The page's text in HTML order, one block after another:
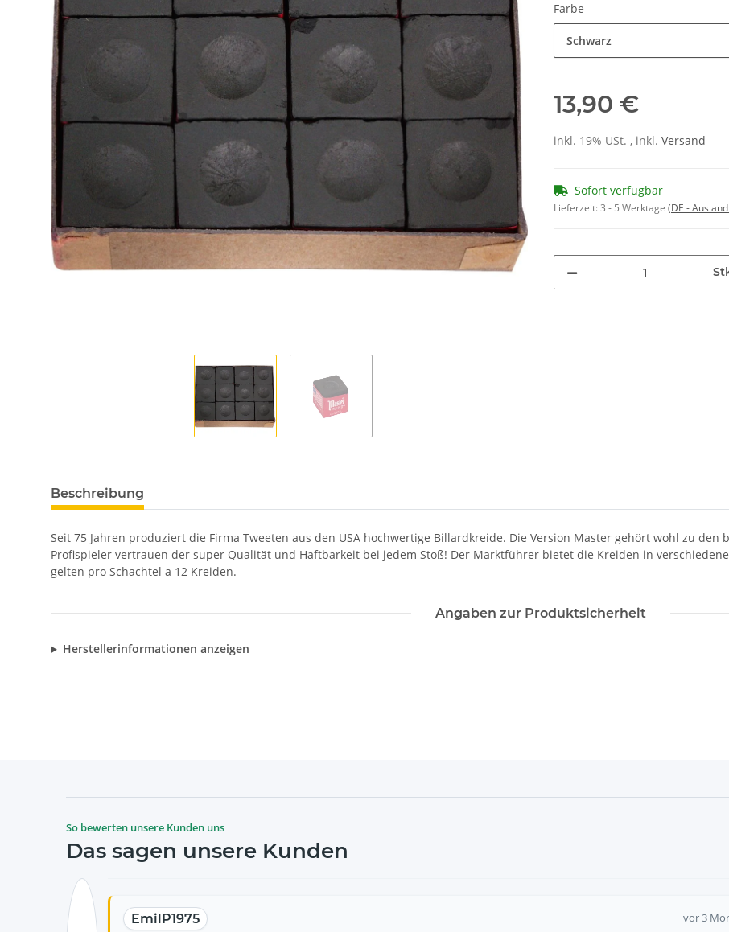
Farbe
Schwarz
13,90 €
inkl. 19% USt. , inkl. Versand
Sofort verfügbar
Lieferzeit:3 - 5 Werktage (DE -
Beschreibung
Seit 75 Jahren produziert die Firma Tweeten aus den USA hochwertige Billardkreide. Die Version Master gehört wohl zu den
Profispieler vertrauen der super Qualität und Haftbarkeit bei jedem Stoß! Der Marktführer bietet die Kreiden in
gelten pro Schachtel a 12 Kreiden.
Angaben zur Produktsicherheit
Herstellerinformationen anzeigen
So bewerten unsere Kunden uns
Das sagen unsere Kunden
EmilP1975 vor 3
Ali Celik
Ulrich Hertzsch
Norman John
Susanne Emser